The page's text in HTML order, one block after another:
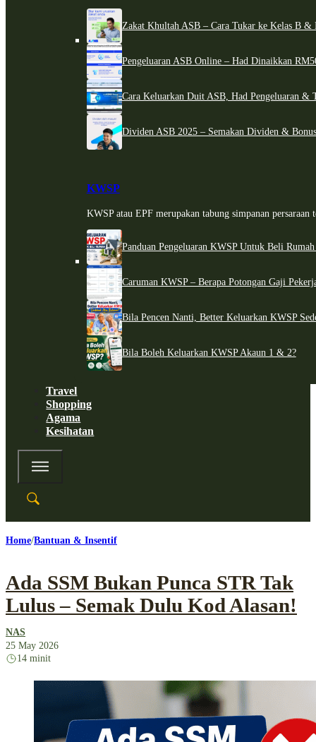
Zakat Khultah ASB – Cara Tukar ke Kelas B &
Pengeluaran ASB Online – Had Dinaikkan
Cara Keluarkan Duit ASB, Had Pengeluaran &
Dividen ASB 2025 – Semakan Dividen &
KWSP
KWSP atau EPF merupakan tabung simpanan persaraan
Panduan Pengeluaran KWSP Untuk Beli
Caruman KWSP – Berapa Potongan Gaji
Bila Pencen Nanti, Better Keluarkan KWSP
Bila Boleh Keluarkan KWSP Akaun 1 & 2?
Travel
Shopping
Agama
Kesihatan
Home Bantuan & Insentif
Ada SSM Bukan Punca STR Tak
Lulus – Semak Dulu Kod Alasan!
NAS
25 May 2026
14 minit